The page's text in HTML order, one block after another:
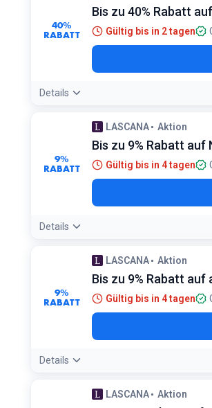
40%
RABATT
Bis zu 40% Rabatt
Gültig bis in 2 tagen
Details
9%
RABATT
LASCANA Aktion
Bis zu 9% Rabatt
Gültig bis in 4 tagen
Details
9%
RABATT
LASCANA Aktion
Bis zu 9% Rabatt
Gültig bis in 4 tagen
Details
LASCANA Aktion